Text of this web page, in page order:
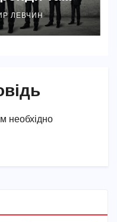
ЛЕВЧИН
необхідно